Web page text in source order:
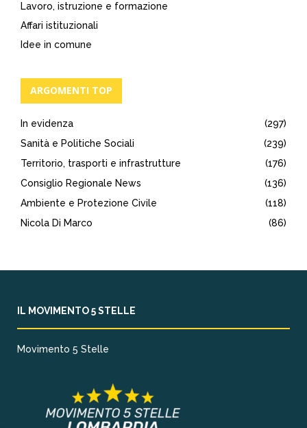
Lavoro, istruzione e formazione
Affari istituzionali
Idee in comune
ARGOMENTI TOP
In evidenza
(297)
Sanità e Politiche Sociali
(239)
Territorio, trasporti e infrastrutture
(176)
Consiglio Regionale News
(136)
Ambiente e Protezione Civile
(118)
Nicola Di Marco
(86)
IL MOVIMENTO 5 STELLE
Movimento 5 Stelle